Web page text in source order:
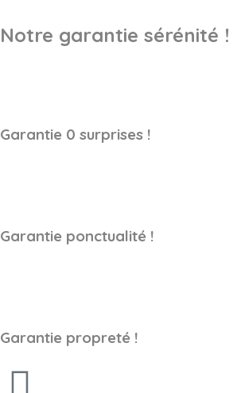
Notre garantie sérénité !
Garantie 0 surprises !
Garantie ponctualité !
Garantie propreté !